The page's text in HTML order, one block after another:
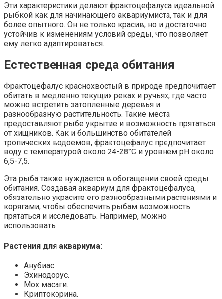
Эти характеристики делают фрактоцефалуса идеальной
рыбкой как для начинающего аквариумиста, так и для
более опытного. Он не только красив, но и достаточно
устойчив к изменениям условий среды, что позволяет
ему легко адаптироваться.
Естественная среда обитания
Фрактоцефалус краснохвостый в природе предпочитает
обитать в медленно текущих реках и ручьях, где часто
можно встретить затопленные деревья и
разнообразную растительность. Такие места
предоставляют рыбе укрытие и возможность прятаться
от хищников. Как и большинство обитателей
тропических водоемов, фрактоцефалус предпочитает
воду с температурой около 24-28°C и уровнем pH около
6,5-7,5.
Эта рыба также нуждается в обогащении своей среды
обитания. Создавая аквариум для фрактоцефалуса,
обязательно украсите его разнообразными растениями и
корягами, чтобы обеспечить рыбам возможность
прятаться и исследовать. Например, можно
использовать:
Растения для аквариума:
Анубиас.
Эхинодорус.
Мох масаги.
Криптокорина.